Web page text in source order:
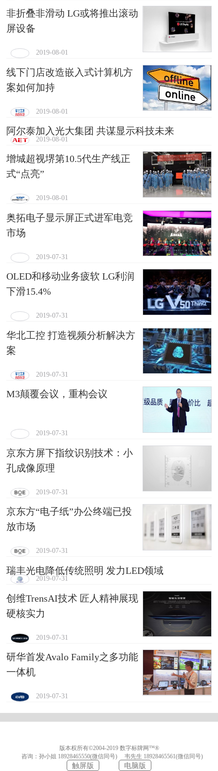
非折叠非滑动 LG或将推出滚动
屏设备
2019-08-01
线下门店改造嵌入式计算机方
案如何加持
2019-08-01
阿尔泰加入光大集团 共谋显示科技未来
2019-08-01
增城超视堺第10.5代生产线正
式“点亮”
2019-08-01
奥拓电子显示屏正式进军电竞
市场
2019-07-31
OLED和移动业务疲软 LG利润
下滑15.4%
2019-07-31
华北工控 打造视频分析解决方
案
2019-07-31
M3颠覆会议，重构会议
2019-07-31
京东方屏下指纹识别技术：小
孔成像原理
2019-07-31
京东方“电子纸”办公终端已投
放市场
2019-07-31
瑞丰光电降低传统照明 发力LED领域
2019-07-31
创维TrensAI技术 匠人精神展现
硬核实力
2019-07-31
研华首发Avalo Family之多功能
一体机
2019-07-31
版本权所有©2004-2019 数字标牌网™®
咨询：孙小姐 18928465550(微信同号) 韦先生 18928465561(微信同号)
触屏版 电脑版